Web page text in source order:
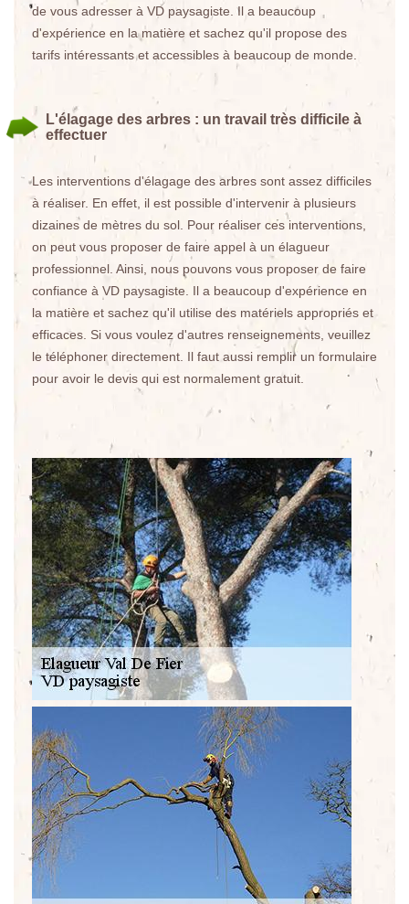
de vous adresser à VD paysagiste. Il a beaucoup
d'expérience en la matière et sachez qu'il propose des
tarifs intéressants et accessibles à beaucoup de monde.
L'élagage des arbres : un travail très difficile à
effectuer
Les interventions d'élagage des arbres sont assez difficiles
à réaliser. En effet, il est possible d'intervenir à plusieurs
dizaines de mètres du sol. Pour réaliser ces interventions,
on peut vous proposer de faire appel à un élagueur
professionnel. Ainsi, nous pouvons vous proposer de faire
confiance à VD paysagiste. Il a beaucoup d'expérience en
la matière et sachez qu'il utilise des matériels appropriés et
efficaces. Si vous voulez d'autres renseignements, veuillez
le téléphoner directement. Il faut aussi remplir un formulaire
pour avoir le devis qui est normalement gratuit.